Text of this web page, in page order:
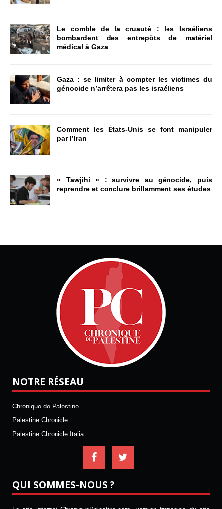
Le comble de la cruauté : les Israéliens
bombardent des entrepôts de matériel
médical à Gaza
Gaza : se limiter à compter les victimes du
génocide n’arrêtera pas les israéliens
Comment les États-Unis se font manipuler
par l’Iran
« Tawjihi » : survivre au génocide, puis
reprendre et conclure brillamment ses études
NOTRE RÉSEAU
Chronique de Palestine
Palestine Chronicle
Palestine Chronicle Italia
QUI SOMMES-NOUS ?